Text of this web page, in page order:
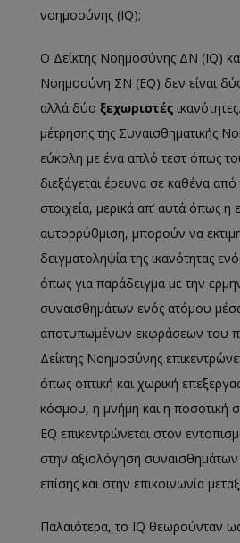
νοημοσύνης (IQ);
Ο Δείκτης Νοημοσύνης ΔΝ (IQ)
Νοημοσύνη ΣΝ (EQ) δεν είναι
αλλά δύο ξεχωριστές
μέτρησης της Συναισθηματικής
εύκολη με ένα απλό τεστ όπως
διεξάγεται έρευνα σε καθένα από
στοιχεία, μερικά απ’ αυτά όπως
αυτορρύθμιση, μπορούν να
δειγματοληψία της ικανότητας
όπως για παράδειγμα με την
συναισθημάτων ενός ατόμου
αποτυπωμένων εκφράσεων του
Δείκτης Νοημοσύνης
όπως οπτική και χωρική
κόσμου, η μνήμη και η ποσοτική
EQ επικεντρώνεται στον
στην αξιολόγηση
επίσης και στην επικοινωνία
Παλαιότερα, το IQ θεωρούνταν